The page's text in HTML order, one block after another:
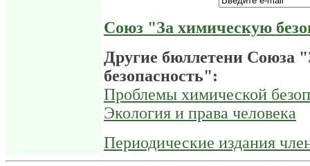
Союз "За химическую
Другие бюллетени Союза
безопасность":
Проблемы химической
Экология и права человека
Периодические издания